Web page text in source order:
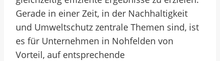
Gerade in einer Zeit, in der Nachhaltigkeit
und Umweltschutz zentrale Themen sind, ist
es für Unternehmen in Nohfelden von
Vorteil, auf entsprechende